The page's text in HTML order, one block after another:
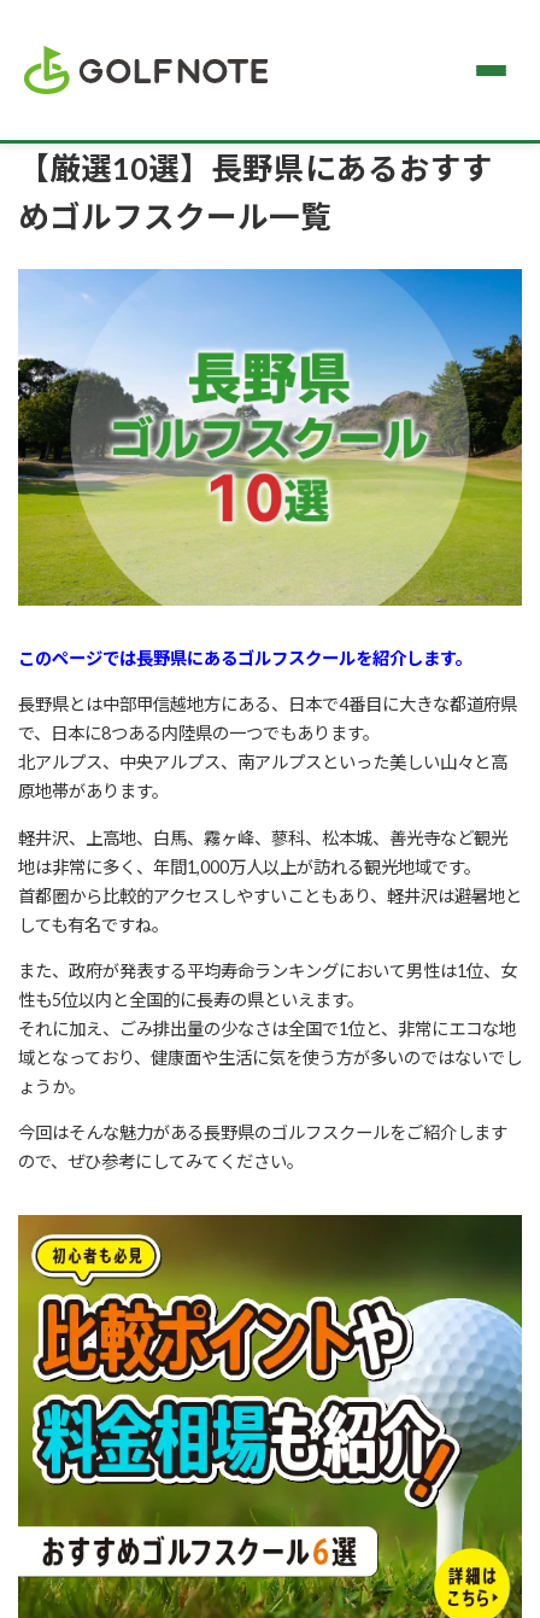
【厳選10選】長野県にあるおすす
めゴルフスクール一覧
このページでは長野県にあるゴルフスクールを紹介します。
長野県とは中部甲信越地方にある、日本で4番目に大きな都道府県
で、日本に8つある内陸県の一つでもあります。
北アルプス、中央アルプス、南アルプスといった美しい山々と高
原地帯があります。
軽井沢、上高地、白馬、霧ヶ峰、蓼科、松本城、善光寺など観光
地は非常に多く、年間1,000万人以上が訪れる観光地域です。
首都圏から比較的アクセスしやすいこともあり、軽井沢は避暑地と
しても有名ですね。
また、政府が発表する平均寿命ランキングにおいて男性は1位、女
性も5位以内と全国的に長寿の県といえます。
それに加え、ごみ排出量の少なさは全国で1位と、非常にエコな地
域となっており、健康面や生活に気を使う方が多いのではないでし
ょうか。
今回はそんな魅力がある長野県のゴルフスクールをご紹介します
ので、ぜひ参考にしてみてください。